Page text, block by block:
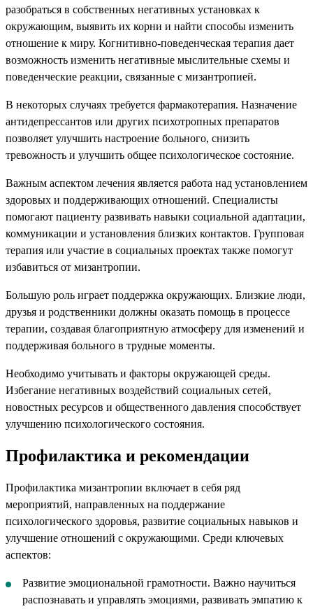
разобраться в собственных негативных установках к
окружающим, выявить их корни и найти способы изменить
отношение к миру. Когнитивно-поведенческая терапия дает
возможность изменить негативные мыслительные схемы и
поведенческие реакции, связанные с мизантропией.
В некоторых случаях требуется фармакотерапия. Назначение
антидепрессантов или других психотропных препаратов
позволяет улучшить настроение больного, снизить
тревожность и улучшить общее психологическое состояние.
Важным аспектом лечения является работа над установлением
здоровых и поддерживающих отношений. Специалисты
помогают пациенту развивать навыки социальной адаптации,
коммуникации и установления близких контактов. Групповая
терапия или участие в социальных проектах также помогут
избавиться от мизантропии.
Большую роль играет поддержка окружающих. Близкие люди,
друзья и родственники должны оказать помощь в процессе
терапии, создавая благоприятную атмосферу для изменений и
поддерживая больного в трудные моменты.
Необходимо учитывать и факторы окружающей среды.
Избегание негативных воздействий социальных сетей,
новостных ресурсов и общественного давления способствует
улучшению психологического состояния.
Профилактика и рекомендации
Профилактика мизантропии включает в себя ряд
мероприятий, направленных на поддержание
психологического здоровья, развитие социальных навыков и
улучшение отношений с окружающими. Среди ключевых
аспектов:
Развитие эмоциональной грамотности. Важно научиться
распознавать и управлять эмоциями, развивать эмпатию к